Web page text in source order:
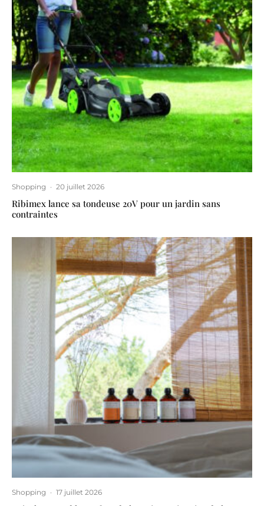
Shopping · 20 juillet 2026
Ribimex lance sa tondeuse 20V pour un jardin sans
contraintes
Shopping · 17 juillet 2026